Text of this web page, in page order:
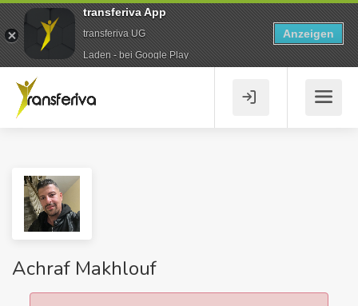
Achraf Makhlouf
transferiva App
transferiva UG
Laden - bei Google Play
Anzeigen